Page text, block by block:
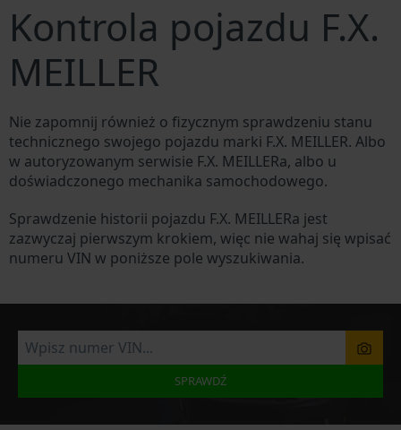
Kontrola pojazdu F.X.
MEILLER
Nie zapomnij również o fizycznym sprawdzeniu stanu
technicznego swojego pojazdu marki F.X. MEILLER. Albo
w autoryzowanym serwisie F.X. MEILLERa, albo u
doświadczonego mechanika samochodowego.
Sprawdzenie historii pojazdu F.X. MEILLERa jest
zazwyczaj pierwszym krokiem, więc nie wahaj się wpisać
numeru VIN w poniższe pole wyszukiwania.
SPRAWDŹ